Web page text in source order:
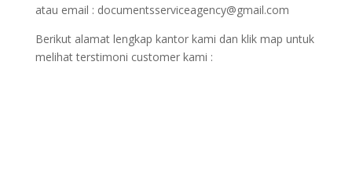
atau email : documentsserviceagency@gmail.com
Berikut alamat lengkap kantor kami dan klik map untuk
melihat terstimoni customer kami :